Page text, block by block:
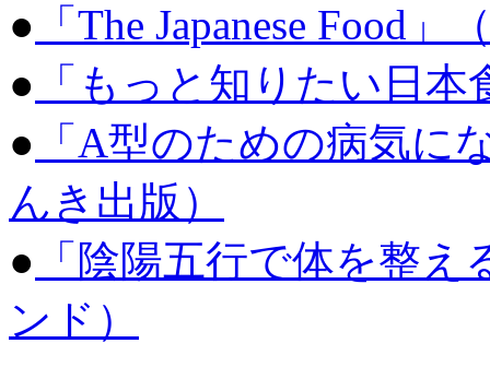
● 「The Japanese Food
● 「もっと知りたい日
● 「A型のための病気に
んき出版）
● 「陰陽五行で体を整
ンド）